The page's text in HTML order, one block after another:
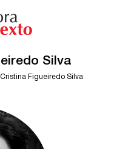
Silva
Cristina Figueiredo Silva